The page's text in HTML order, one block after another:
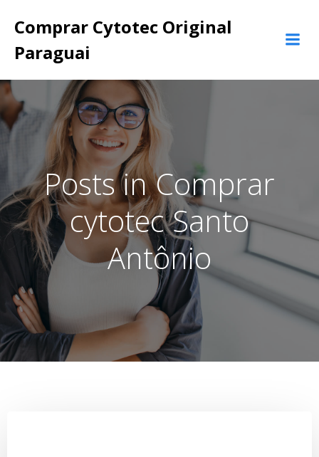
para
Comprar Cytotec Original
Paraguai
Posts in Comprar
cytotec Santo
Antônio